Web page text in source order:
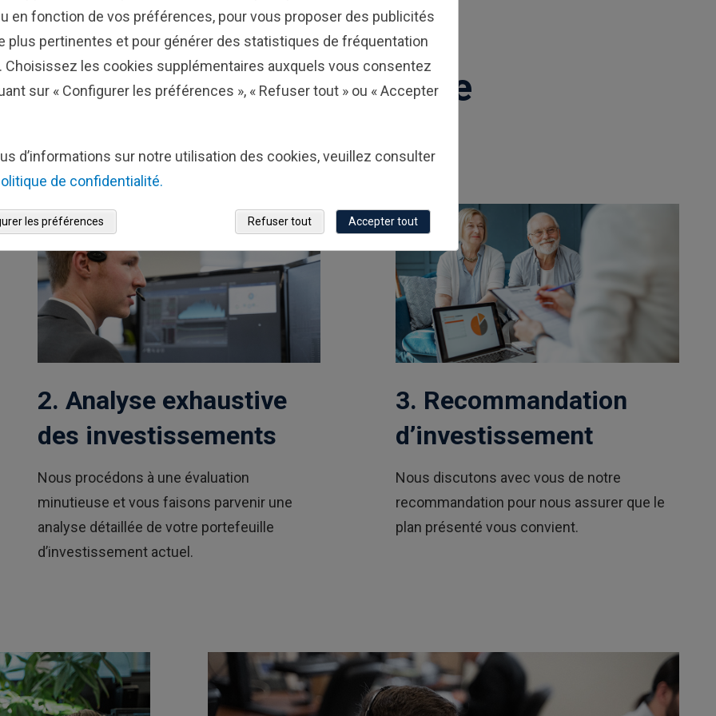
votre portefeuille
2. Analyse exhaustive
des investissements
Nous procédons à une évaluation
minutieuse et vous faisons parvenir une
analyse détaillée de votre portefeuille
d’investissement actuel.
3. Recommandation
d’investissement
Nous discutons avec vous de notre
recommandation pour nous assurer que le
plan présenté vous convient.
en fonction de vos préférences, pour vous proposer des publicités
plus pertinentes et pour générer des statistiques de fréquentation
Choisissez les cookies supplémentaires auxquels vous consentez
sur « Configurer les préférences », « Refuser tout » ou « Accepter
d’informations sur notre utilisation des cookies, veuillez consulter
de confidentialité.
Accepter tout
Refuser tout
les préférences